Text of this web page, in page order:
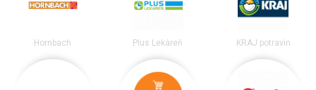
Hornbach Plus Lekáreň KRAJ potravín